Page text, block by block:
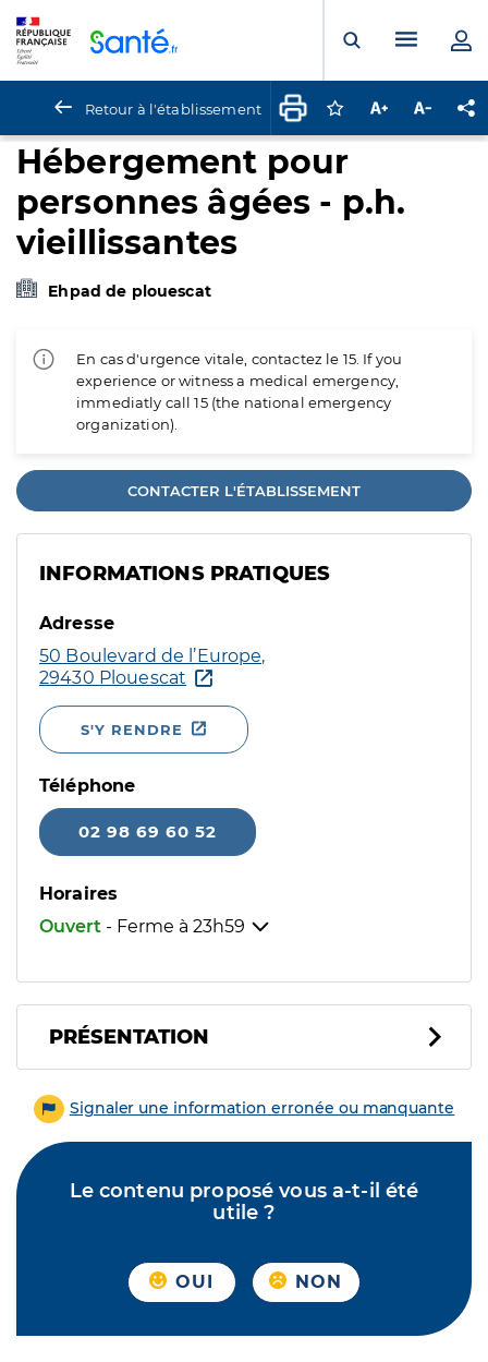
Ouvrir laMenu
Retour à l'établissement Connectez-vous
Augmenter la
Hébergement pour
personnes âgées - p.h.
vieillissantes
Ehpad de plouescat
En cas d'urgence vitale, contactez le 15. If you
experience or witness a medical emergency,
immediatly call 15 (the national emergency
organization).
CONTACTER L'ÉTABLISSEMENT
INFORMATIONS PRATIQUES
Adresse
50 Boulevard de l’Europe,
29430 Plouescat
S'Y RENDRE
Téléphone
02 98 69 60 52
Horaires
Ouvert - Ferme à 23h59
PRÉSENTATION
Signaler une information erronée ou manquante
Le contenu proposé vous a-t-il été
utile ?
OUI NON